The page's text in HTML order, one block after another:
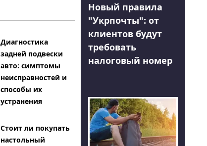
Диагностика
задней подвески
авто: симптомы
неисправностей и
способы их
устранения
Стоит ли покупать
настольный
Новый правила
"Укрпочты": от
клиентов будут
требовать
налоговый номер